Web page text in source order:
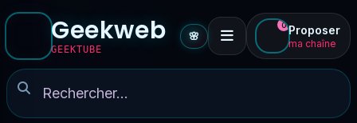
Geekweb
GEEKTUBE
🌸
0 Proposer
ma chaîne